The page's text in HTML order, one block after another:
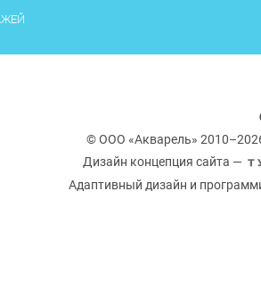
© ООО «Акварель»
Дизайн концепция сайта —
Адаптивный дизайн и